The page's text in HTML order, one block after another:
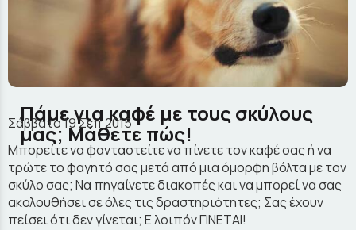
Πάμε για καφέ με τους σκύλους
μας; Μάθετε πώς!
Σάββατο 19 Σεπ 2015
Μπορείτε να φανταστείτε να πίνετε τον καφέ σας ή να
τρώτε το φαγητό σας μετά από μια όμορφη βόλτα με τον
σκύλο σας; Να πηγαίνετε διακοπές και να μπορεί να σας
ακολουθήσει σε όλες τις δραστηριότητες; Σας έχουν
πείσει ότι δεν γίνεται; Ε λοιπόν ΓΙΝΕΤΑΙ!